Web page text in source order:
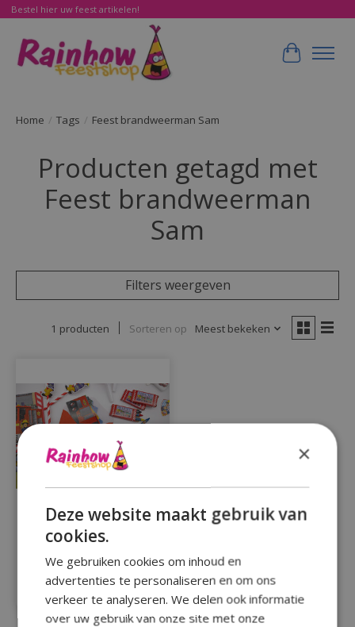
Bestel hier uw feest artikelen!
Home / Tags / Feest brandweerman Sam
Producten getagd met
Feest brandweerman
Sam
Filters weergeven
1 producten Sorteren op Meest bekeken
Compleet partypakket
brandweerman Sam
39delig
€24,99
×
Deze website maakt gebruik van
cookies.
We gebruiken cookies om inhoud en
advertenties te personaliseren en om ons
verkeer te analyseren. We delen ook informatie
over uw gebruik van onze site met onze